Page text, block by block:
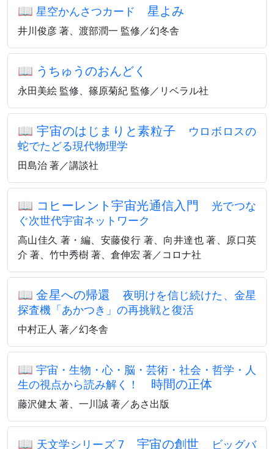
📖 星空かんさつカード 星よみ
井川俊彦 著、渡部潤一 監修／幻冬舎
📖 うちゅうのおんどく
永田美絵 監修、篠原菊紀 監修／リベラル社
📖宇宙のはじまりと素粒子
ウロボロスの
蛇でたどる現代物理学
田島治 著／講談社
📖 コヒーレント宇宙光通信入門 光でつな
ぐ次世代宇宙ネットワーク
高山佳久 著・編、安藤俊行 著、向井達也 著、原口英
介 著、竹中秀樹 著、倉伸宏 著／コロナ社
📖金星への帰還 夜明けを信じ続けた、金星
探査機「あかつき」の再挑戦と復活
中村正人 著／幻冬舎
📖 宇宙・生物・心・脳・芸術・社会・哲学・人
生の視点から読み解く！
時間の正体
藤沢健太 著、一川誠 著／あさ出版
📖 天文学シリーズ 7 宇宙の創世
ビッグバ